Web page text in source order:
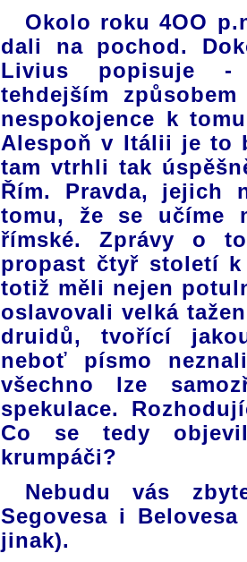
Okolo roku 4OO
dali na pochod.
Livius popisuje -
tehdejším
nespokojence k
Alespoň v Itálii je to
tam vtrhli tak
Řím. Pravda, jejich
tomu, že se učíme
římské. Zprávy o
propast čtyř století
totiž měli nejen
oslavovali velká
druidů, tvořící
neboť písmo
všechno lze
spekulace.
Co se tedy
krumpáči?
Nebudu vás
Segovesa i
jinak).